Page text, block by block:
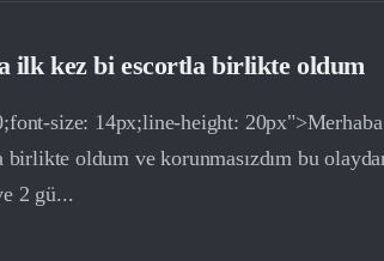
ilk kez bi escortla birlikte oldum
size: 14px;line-height:
oldum ve korunmasızdım bu
2 gü...